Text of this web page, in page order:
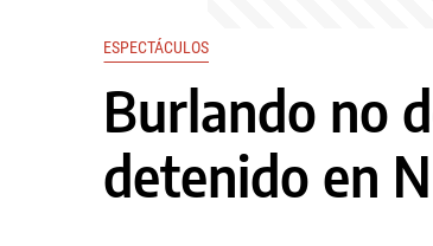
ESPECTÁCULOS
Burlando no
detenido en